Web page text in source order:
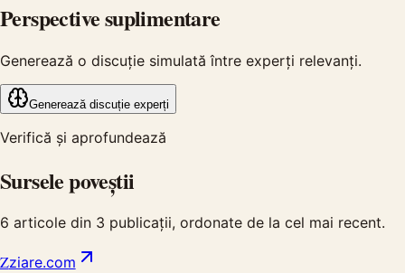
Perspective suplimentare
Generează o discuție simulată între experți relevanți.
Generează discuție experți
Verifică și aprofundează
Sursele poveștii
6 articole din 3 publicații, ordonate de la cel mai recent.
Zziare.com